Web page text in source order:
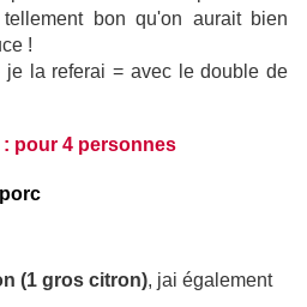
bon qu'on aurait bien
!
la referai = avec le double de
: pour 4 personnes
(1 gros citron), jai également